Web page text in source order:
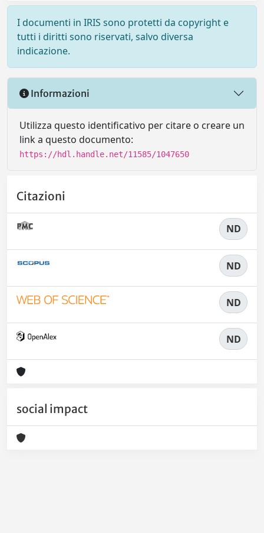
I documenti in IRIS sono protetti da copyright e
tutti i diritti sono riservati, salvo diversa
indicazione.
Informazioni
Utilizza questo identificativo per citare o creare un
link a questo documento:
https://hdl.handle.net/11585/1047650
Citazioni
ND
ND
ND
ND
social impact